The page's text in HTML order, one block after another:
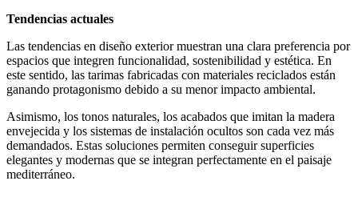
Tendencias actuales
Las tendencias en diseño exterior muestran una clara preferencia por
espacios que integren funcionalidad, sostenibilidad y estética. En
este sentido, las tarimas fabricadas con materiales reciclados están
ganando protagonismo debido a su menor impacto ambiental.
Asimismo, los tonos naturales, los acabados que imitan la madera
envejecida y los sistemas de instalación ocultos son cada vez más
demandados. Estas soluciones permiten conseguir superficies
elegantes y modernas que se integran perfectamente en el paisaje
mediterráneo.